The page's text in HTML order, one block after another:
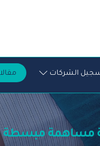
الشركات
في السعودية